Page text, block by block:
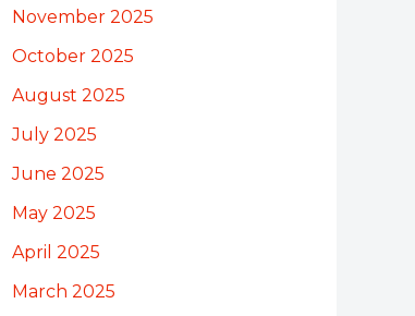
November 2025
October 2025
August 2025
July 2025
June 2025
May 2025
April 2025
March 2025